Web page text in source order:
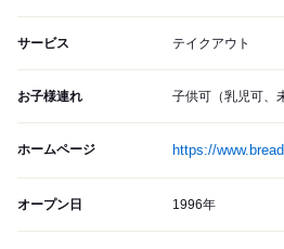
サービス テイクアウト
お子様連れ 子供可（乳児可、
ホームページ https://
オープン日 1996年